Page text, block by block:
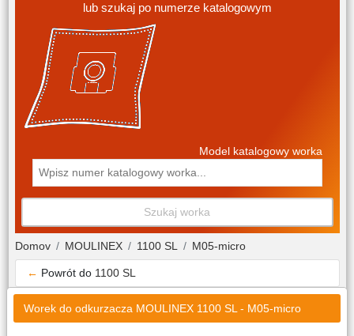
lub szukaj po numerze katalogowym
Model katalogowy worka
Szukaj worka
Domov MOULINEX 1100 SL M05-micro
← Powrót do 1100 SL
Worek do odkurzacza MOULINEX 1100 SL - M05-micro